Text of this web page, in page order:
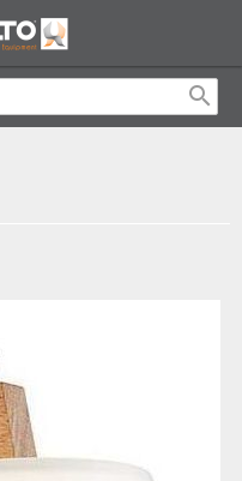
search